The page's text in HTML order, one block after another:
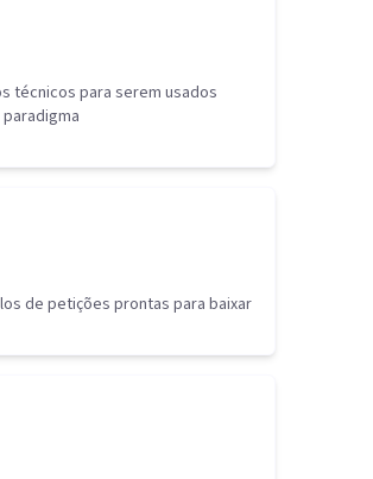
com renda mensal inicial a ser
autarquia federal, nos termos da
percentual da verba honorária deverá
na liquidação do julgado, com
teor da Súmula 111 do E. STJ incidem
vencidas até a sentença.
parcialmente provido.
técnicos para serem usados
de petições prontas para baixar